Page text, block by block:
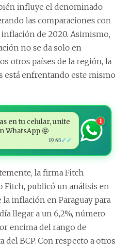
influye el denominado
las comparaciones con
de 2020. Asimismo,
no se da solo en
otros países de la región, la
está enfrentando este mismo
en tu celular, unite
WhatsApp 🤩
19:45✓✓
1
la firma Fitch
Fitch, publicó un análisis en
la inflación en Paraguay para
llegar a un 6,2%, número
encima del rango de
del BCP. Con respecto a otros